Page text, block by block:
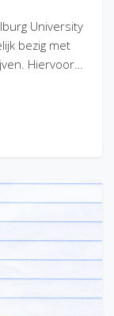
University
bezig met
Hiervoor…